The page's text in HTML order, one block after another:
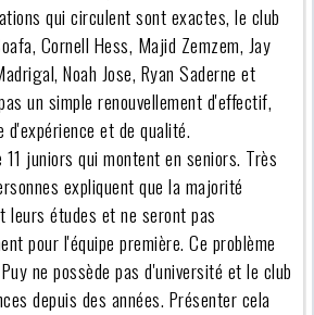
qui circulent sont exactes, le club
Cornell Hess, Majid Zemzem, Jay
Noah Jose, Ryan Saderne et
un simple renouvellement d'effectif,
et de qualité.
juniors qui montent en seniors. Très
expliquent que la majorité
leurs études et ne seront pas
pour l'équipe première. Ce problème
ne possède pas d'université et le club
depuis des années. Présenter cela